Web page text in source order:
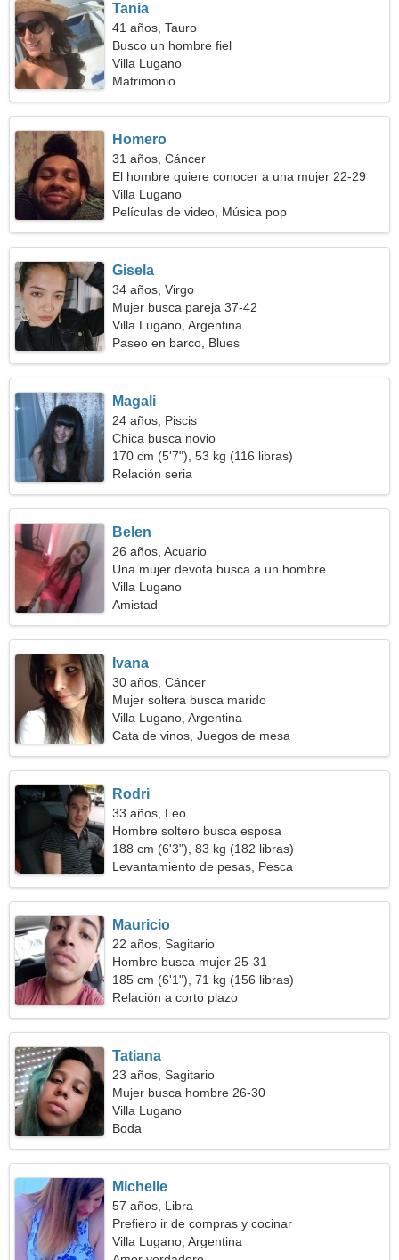
Tania
41 años, Tauro
Busco un hombre fiel
Villa Lugano
Matrimonio
Homero
31 años, Cáncer
El hombre quiere conocer a una mujer 22-29
Villa Lugano
Películas de video, Música pop
Gisela
34 años, Virgo
Mujer busca pareja 37-42
Villa Lugano, Argentina
Paseo en barco, Blues
Magali
24 años, Piscis
Chica busca novio
170 cm (5'7"), 53 kg (116 libras)
Relación seria
Belen
26 años, Acuario
Una mujer devota busca a un hombre
Villa Lugano
Amistad
Ivana
30 años, Cáncer
Mujer soltera busca marido
Villa Lugano, Argentina
Cata de vinos, Juegos de mesa
Rodri
33 años, Leo
Hombre soltero busca esposa
188 cm (6'3"), 83 kg (182 libras)
Levantamiento de pesas, Pesca
Mauricio
22 años, Sagitario
Hombre busca mujer 25-31
185 cm (6'1"), 71 kg (156 libras)
Relación a corto plazo
Tatiana
23 años, Sagitario
Mujer busca hombre 26-30
Villa Lugano
Boda
Michelle
57 años, Libra
Prefiero ir de compras y cocinar
Villa Lugano, Argentina